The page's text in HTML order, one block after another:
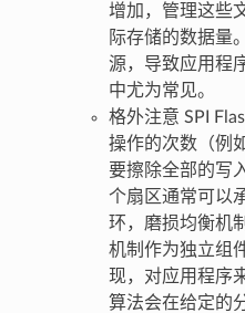
增加，管理这些
际存储的数据量
源，导致应用程
中尤为常见。
格外注意 SPI
操作的次数（例
要擦除全部的写
个扇区通常可以
环，磨损均衡机
机制作为独立组
现，对应用程序
算法会在给定的